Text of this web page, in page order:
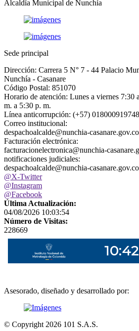
Alcaldía Municipal de Nunchía
Sede principal
Dirección: Carrera 5 N° 7 - 44 Palacio
Nunchía - Casanare
Código Postal: 851070
Horario de atención: Lunes a viernes 7:30
m. a 5:30 p. m.
Línea anticorrupción: (+57) 018000919748
Correo institucional:
despachoalcalde@nunchia-casanare.gov.co
Facturación electrónica:
facturacionelectronica@nunchia-
notificaciones judiciales:
despachoalcalde@nunchia-casanare.gov.co
@X-Twitter
@Instagram
@Facebook
Última Actualización:
04/08/2026 10:03:54
Número de Visitas:
228669
Asesorado, diseñado y desarrollado por:
© Copyright 2026 101 S.A.S.